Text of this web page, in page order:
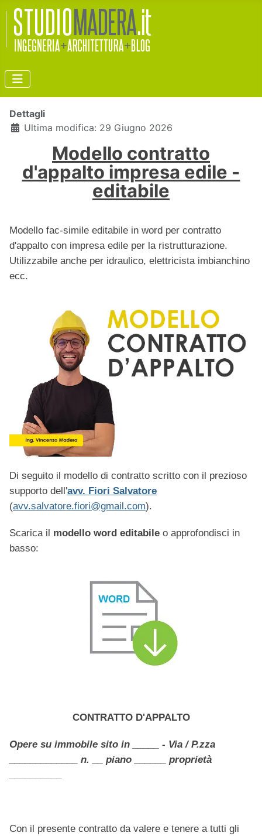
Dettagli
Ultima modifica: 29 Giugno 2026
Modello contratto
d'appalto impresa edile -
editabile
Modello fac-simile editabile in word per contratto
d'appalto con impresa edile per la ristrutturazione.
Utilizzabile anche per idraulico, elettricista imbianchino
ecc.
Di seguito il modello di contratto scritto con il prezioso
supporto dell'avv. Fiori Salvatore
(avv.salvatore.fiori@gmail.com).
Scarica il modello word editabile o approfondisci in
basso:
CONTRATTO D'APPALTO
Opere su immobile sito in _____ - Via / P.zza
_____________ n. __ piano ______ proprietà
Con il presente contratto da valere e tenere a tutti gli